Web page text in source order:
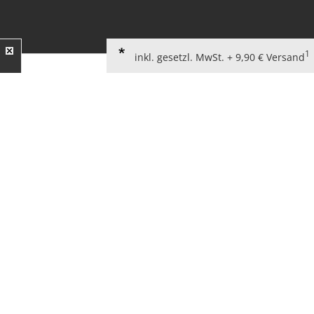
inkl. gesetzl. MwSt. + 9,90 € Versand1